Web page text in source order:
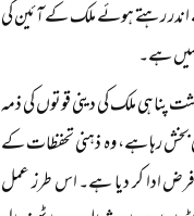
اندر رہتے ہوئے ملک کے آئین کی
ہے۔
پناہی ملک کی دینی قوتوں کی ذمہ
بخش رہا ہے، وہ ذہنی تحفظات کے
فرض ادا کر دیا ہے۔ اس طرز عمل